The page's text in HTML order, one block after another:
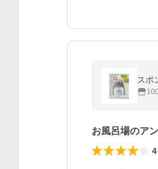
スポ
お風呂場のア
4